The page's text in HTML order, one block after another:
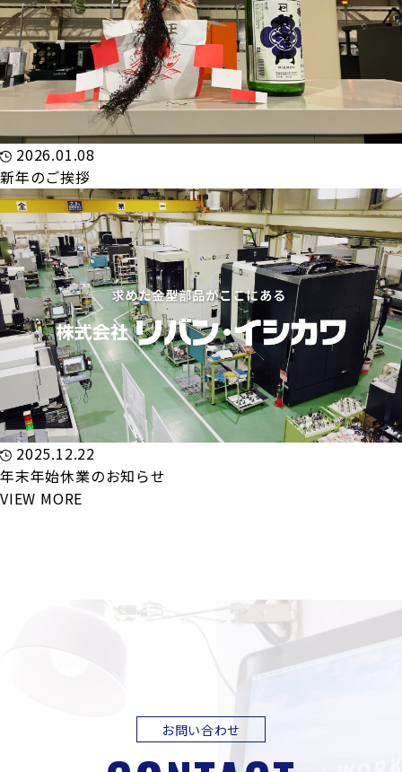
2026.01.08
新年のご挨拶
2025.12.22
年末年始休業のお知らせ
VIEW MORE
お問い合わせ